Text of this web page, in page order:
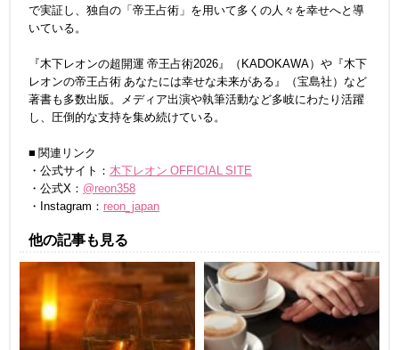
で実証し、独自の「帝王占術」を用いて多くの人々を幸せへと導
いている。
『木下レオンの超開運 帝王占術2026』（KADOKAWA）や『木下
レオンの帝王占術 あなたには幸せな未来がある』（宝島社）など
著書も多数出版。メディア出演や執筆活動など多岐にわたり活躍
し、圧倒的な支持を集め続けている。
■ 関連リンク
・公式サイト： 木下レオン OFFICIAL SITE
・公式X： @reon358
・Instagram： reon_japan
他の記事も見る